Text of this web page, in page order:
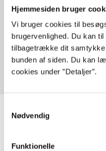
Hjemmesiden bruger
Vi bruger cookies til
brugervenlighed. Du kan
tilbagetrække dit samtykke
bunden af siden. Du kan
cookies under ”Detaljer”.
Nødvendig
Funktionelle
Artikler med
Fra
Artikler